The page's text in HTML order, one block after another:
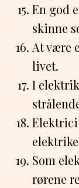
En god
skinne
At være
livet.
I
Som
rørene